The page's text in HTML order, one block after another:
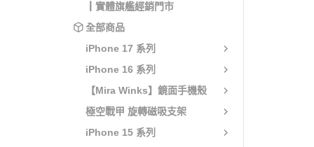
┃實體旗艦經銷門市
全部商品
iPhone 17 系列
iPhone 16 系列
【Mira Winks】鏡面手機殼
極空戰甲 旋轉磁吸支架
iPhone 15 系列